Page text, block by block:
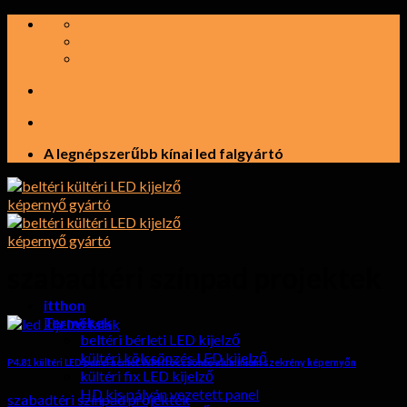
Ugrás
tartalomra
A legnépszerűbb kínai led falgyártó
itthon
Termékek
beltéri bérleti LED kijelző
kültéri kölcsönzés LED kijelző
kültéri fix LED kijelző
HD kis pályán vezetett panel
P4.81 kültéri LED panel német WM fröccsöntő alumínium szekrény képernyőn
szabadtéri színpad projektek